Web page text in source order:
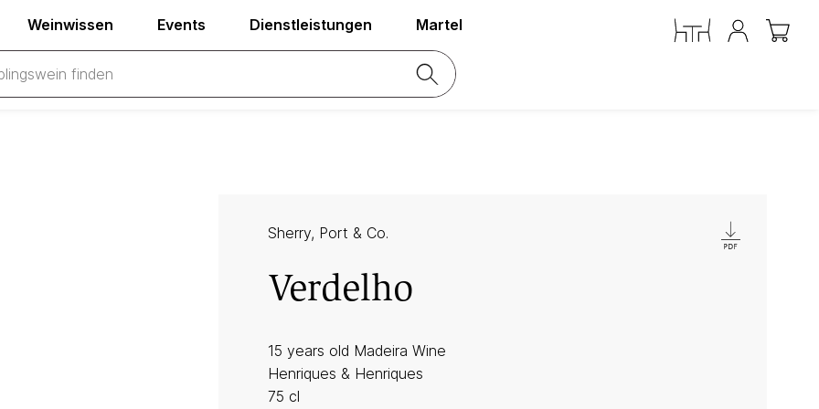
Weinwissen Events Dienstleistungen Martel
Sherry, Port & Co.
Verdelho
15 years old Madeira Wine
Henriques & Henriques
75 cl